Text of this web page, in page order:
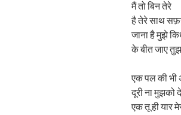
मैं तो बिन तेरे
है तेरे साथ
जाना है मुझे
के बीत जाए
एक पल की भी
दूरी ना मुझको
एक तू ही यार